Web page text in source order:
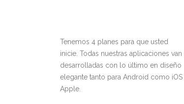
Tenemos 4 planes para que usted
inicie. Todas nuestras aplicaciones van
desarrolladas con lo último en diseño
elegante tanto para Android como iOS
Apple.